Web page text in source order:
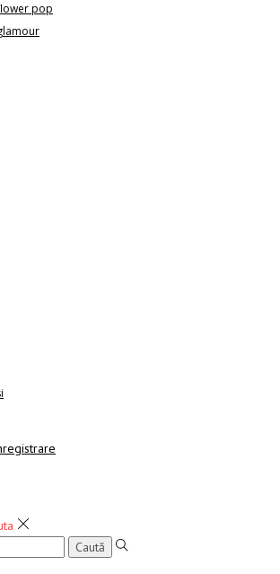
pop